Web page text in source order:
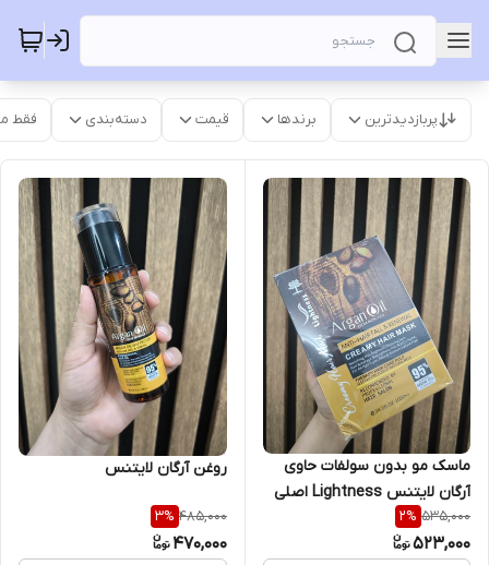
پربازدیدترین برندها قیمت دسته‌بندی فقط
ماسک مو بدون سولفات حاوی
آرگان لایتنس Lightness اصلی
535,000
2%
523,000
روغن آرگان لایتنس
485,000
3%
470,000